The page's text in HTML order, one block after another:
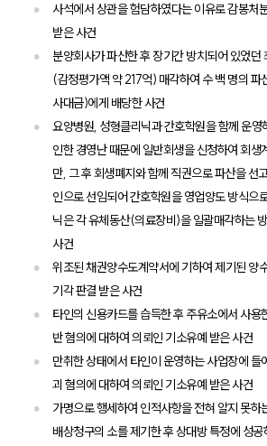
사석에서 상관을 험담하였다는 이유로 감봉처
받은 사건
분양회사가 파산한 후 장기간 방치되어 있었던
(감정평가액 약 217억) 매각하여 수 백 명의
사대금)에게 배당한 사건
요양병원, 성형클리닉과 간호학원을 함께 운영
인한 경영난 때문에 일반회생을 신청하여 회생
만, 그 후 회생폐지와 함께 직권으로 파산을 선
인으로 선임되어 간호학원을 영업양도 방식으
닉은 각 유체동산(의료장비)을 일괄매각하는
사건
위조된 채권양수도계약서에 기하여 제기된 양
기각 판결 받은 사건
타인의 신용카드를 습득한 후 주유소에서 사용
반 혐의에 대하여 의뢰인 기소유예 받은 사건
만취한 상태에서 타인이 운영하는 사업장에 들
괴 혐의에 대하여 의뢰인 기소유예 받은 사건
가명으로 행세하여 인적사항을 전혀 알지 못하
배상청구의 소를 제기한 후 상대방 특정에 성